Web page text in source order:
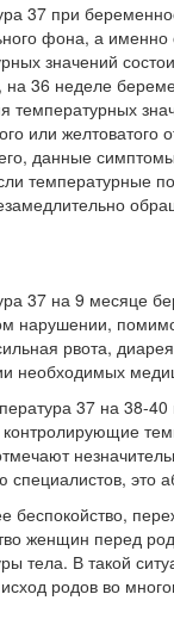
37 при
фона, а
значений
36 неделе
температурных
или
данные
температурные
37 на 9 месяце
нарушении,
рвота,
необходимых
37 на 38-
это
беспокойство,
женщин перед
тела. В такой
родов во